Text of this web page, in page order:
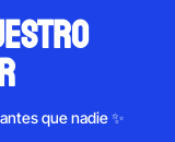
que nadie ✨